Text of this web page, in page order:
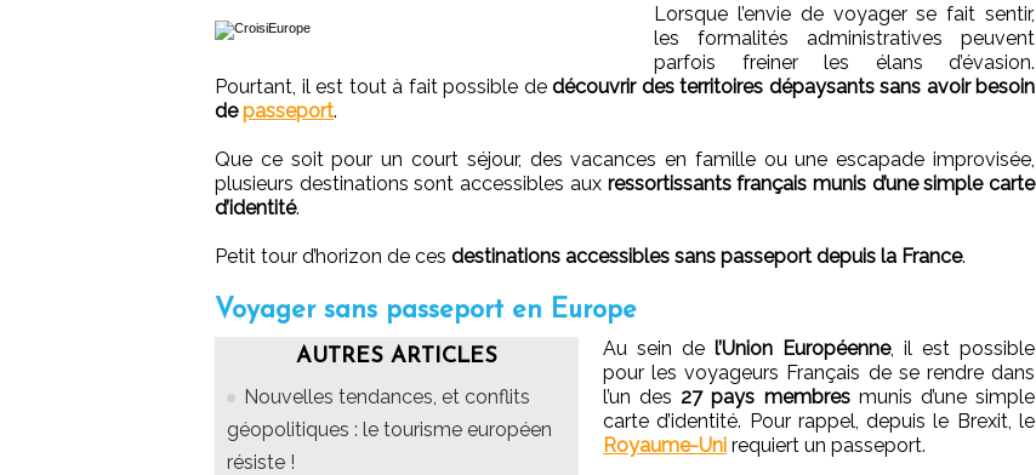
Lorsque l’envie de voyager se fait sentir,
les formalités administratives peuvent
parfois freiner les élans d’évasion.
Pourtant, il est tout à fait possible de découvrir des territoires dépaysants sans avoir besoin
de passeport.
Que ce soit pour un court séjour, des vacances en famille ou une escapade improvisée,
plusieurs destinations sont accessibles aux ressortissants français munis d’une simple carte
d’identité.
Petit tour d’horizon de ces destinations accessibles sans passeport depuis la France.
Voyager sans passeport en Europe
AUTRES ARTICLES
Nouvelles tendances, et conflits
géopolitiques : le tourisme européen
résiste !
Au sein de l’Union Européenne, il est possible
pour les voyageurs Français de se rendre dans
l’un des 27 pays membresmunis d’une simple
carte d’identité. Pour rappel, depuis le Brexit, le
Royaume-Uni requiert un passeport.